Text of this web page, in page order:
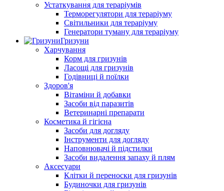
Устаткування для тераріумів
Терморегулятори для тераріуму
Світильники для тераріуму
Генератори туману для тераріуму
Гризуни
Харчування
Корм для гризунів
Ласощі для гризунів
Годівниці й поїлки
Здоров'я
Вітаміни й добавки
Засоби від паразитів
Ветеринарні препарати
Косметика й гігієна
Засоби для догляду
Інструменти для догляду
Наповнювачі й підстилки
Засоби видалення запаху й плям
Аксесуари
Клітки й переноски для гризунів
Будиночки для гризунів